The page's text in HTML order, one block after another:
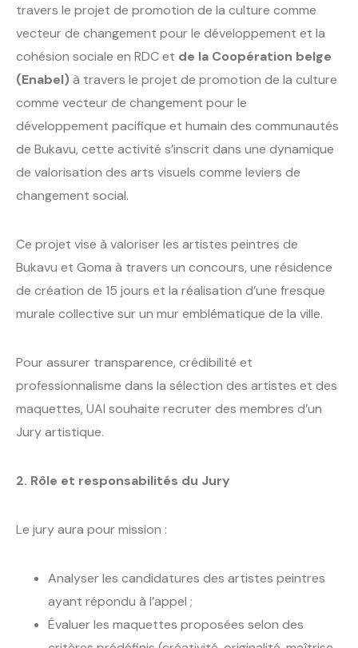
travers le projet de promotion de la culture comme
vecteur de changement pour le développement et la
cohésion sociale en RDC et de la Coopération belge
(Enabel) à travers le projet de promotion de la culture
comme vecteur de changement pour le
développement pacifique et humain des communautés
de Bukavu, cette activité s’inscrit dans une dynamique
de valorisation des arts visuels comme leviers de
changement social.
Ce projet vise à valoriser les artistes peintres de
Bukavu et Goma à travers un concours, une résidence
de création de 15 jours et la réalisation d’une fresque
murale collective sur un mur emblématique de la ville.
Pour assurer transparence, crédibilité et
professionnalisme dans la sélection des artistes et des
maquettes, UAI souhaite recruter des membres d’un
Jury artistique.
2. Rôle et responsabilités du Jury
Le jury aura pour mission :
Analyser les candidatures des artistes peintres
ayant répondu à l’appel ;
Évaluer les maquettes proposées selon des